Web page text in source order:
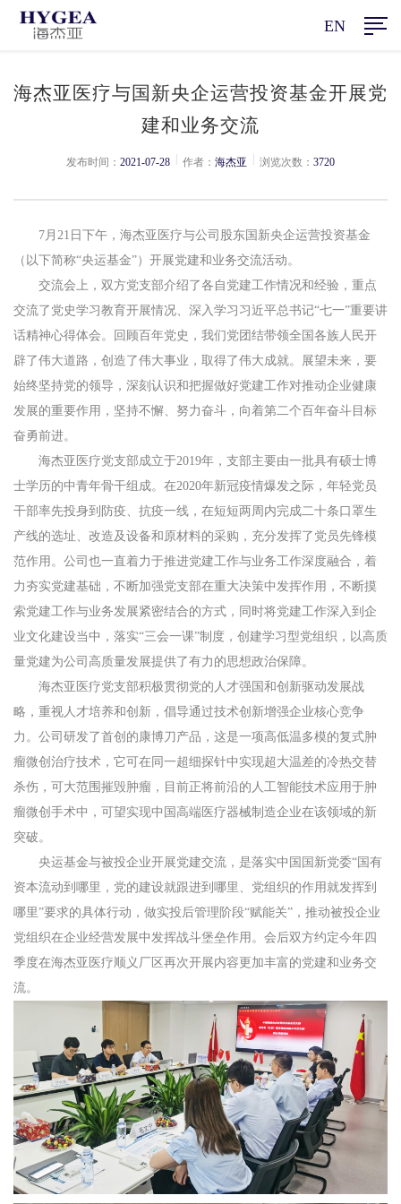
EN
海杰亚医疗与国新央企运营投资基金开展党
建和业务交流
发布时间： 2021-07-28 作者： 海杰亚 浏览次数： 3720
7月21日下午，海杰亚医疗与公司股东国新央企运营投资基金
（以下简称“央运基金”）开展党建和业务交流活动。
交流会上，双方党支部介绍了各自党建工作情况和经验，重点
交流了党史学习教育开展情况、深入学习习近平总书记“七一”重要讲
话精神心得体会。回顾百年党史，我们党团结带领全国各族人民开
辟了伟大道路，创造了伟大事业，取得了伟大成就。展望未来，要
始终坚持党的领导，深刻认识和把握做好党建工作对推动企业健康
发展的重要作用，坚持不懈、努力奋斗，向着第二个百年奋斗目标
奋勇前进。
海杰亚医疗党支部成立于2019年，支部主要由一批具有硕士博
士学历的中青年骨干组成。在2020年新冠疫情爆发之际，年轻党员
干部率先投身到防疫、抗疫一线，在短短两周内完成二十条口罩生
产线的选址、改造及设备和原材料的采购，充分发挥了党员先锋模
范作用。公司也一直着力于推进党建工作与业务工作深度融合，着
力夯实党建基础，不断加强党支部在重大决策中发挥作用，不断摸
索党建工作与业务发展紧密结合的方式，同时将党建工作深入到企
业文化建设当中，落实“三会一课”制度，创建学习型党组织，以高质
量党建为公司高质量发展提供了有力的思想政治保障。
海杰亚医疗党支部积极贯彻党的人才强国和创新驱动发展战
略，重视人才培养和创新，倡导通过技术创新增强企业核心竞争
力。公司研发了首创的康博刀产品，这是一项高低温多模的复式肿
瘤微创治疗技术，它可在同一超细探针中实现超大温差的冷热交替
杀伤，可大范围摧毁肿瘤，目前正将前沿的人工智能技术应用于肿
瘤微创手术中，可望实现中国高端医疗器械制造企业在该领域的新
突破。
央运基金与被投企业开展党建交流，是落实中国国新党委“国有
资本流动到哪里，党的建设就跟进到哪里、党组织的作用就发挥到
哪里”要求的具体行动，做实投后管理阶段“赋能关”，推动被投企业
党组织在企业经营发展中发挥战斗堡垒作用。会后双方约定今年四
季度在海杰亚医疗顺义厂区再次开展内容更加丰富的党建和业务交
流。